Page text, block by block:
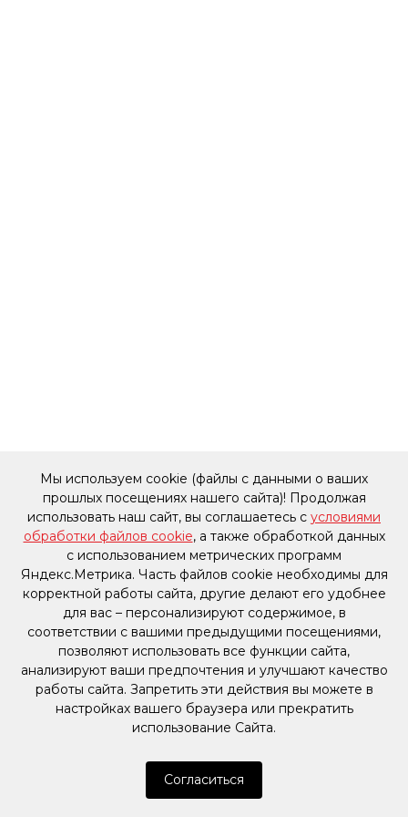
Мы используем cookie (файлы с данными о ваших
прошлых посещениях нашего сайта)! Продолжая
использовать наш сайт, вы соглашаетесь с условиями
обработки файлов cookie, а также обработкой данных
с использованием метрических программ
Яндекс.Метрика. Часть файлов cookie необходимы для
корректной работы сайта, другие делают его удобнее
для вас – персонализируют содержимое, в
соответствии с вашими предыдущими посещениями,
позволяют использовать все функции сайта,
анализируют ваши предпочтения и улучшают качество
работы сайта. Запретить эти действия вы можете в
настройках вашего браузера или прекратить
использование Сайта.
Согласиться